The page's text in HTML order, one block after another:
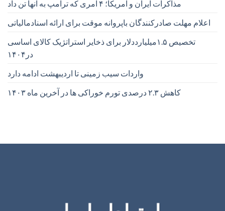
مذاکرات ایران و آمریکا؛ ۴ امری که ترامپ به آنها تن داد
اعلام مهلت صادرکنندگان باپروانه موقت برای ارائه اسنادمالیاتی
تخصیص ۱.۵میلیارددلار برای ذخایر استراتژیک کالای اساسی
در۱۴۰۴
واردات سیب زمینی تا اردیبهشت ادامه دارد
کاهش ۲.۳ درصدی تورم خوراکی ها در آخرین ماه ۱۴۰۳